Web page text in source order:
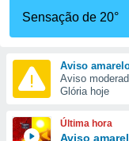
e
digital
Sensação de 20°
Aviso
Aviso
Glória hoje
Última hora
Aviso